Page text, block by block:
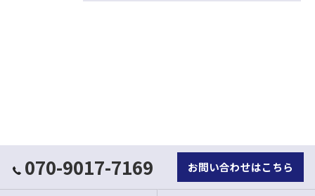
070-9017-7169 お問い合わせはこちら